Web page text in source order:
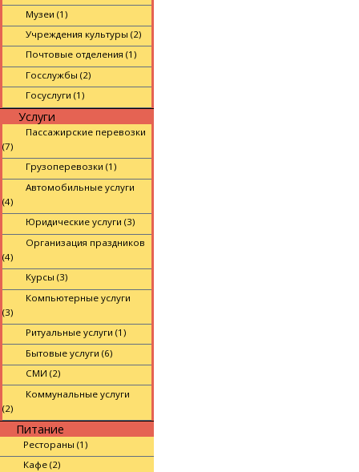
Музеи (1)
Учреждения культуры (2)
Почтовые отделения (1)
Госслужбы (2)
Госуслуги (1)
Услуги
Пассажирские перевозки
(7)
Грузоперевозки (1)
Автомобильные услуги
(4)
Юридические услуги (3)
Организация праздников
(4)
Курсы (3)
Компьютерные услуги
(3)
Ритуальные услуги (1)
Бытовые услуги (6)
СМИ (2)
Коммунальные услуги
(2)
Питание
Рестораны (1)
Кафе (2)